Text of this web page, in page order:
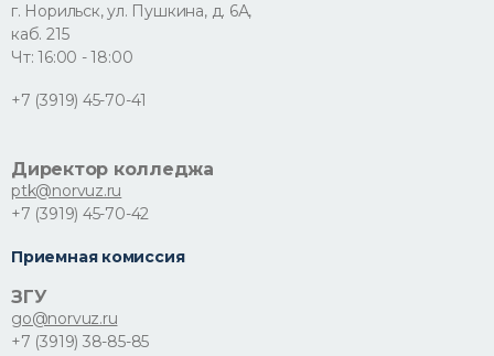
г. Норильск, ул. Пушкина, д. 6А,
каб. 215
Чт: 16:00 - 18:00
+7 (3919) 45-70-41
Директор колледжа
ptk@norvuz.ru
+7 (3919) 45-70-42
Приемная комиссия
ЗГУ
go@norvuz.ru
+7 (3919) 38-85-85